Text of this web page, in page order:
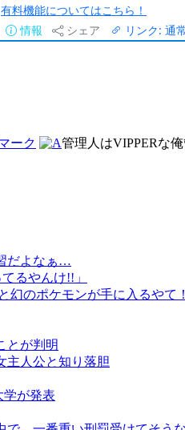
有料機能についてはこちら！
情報
シェア リンク: 通常